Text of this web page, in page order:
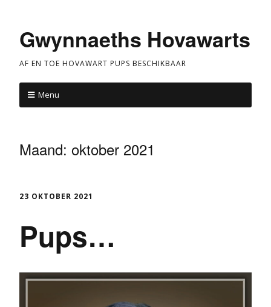
Gwynnaeths Hovawarts
AF EN TOE HOVAWART PUPS BESCHIKBAAR
Menu
Maand: oktober 2021
23 OKTOBER 2021
Pups…